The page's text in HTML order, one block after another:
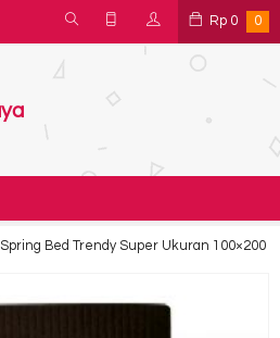
Rp 0 0
Spring Bed Trendy Super Ukuran 100×200